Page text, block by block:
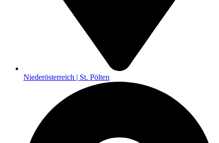
Niederösterreich | St. Pölten